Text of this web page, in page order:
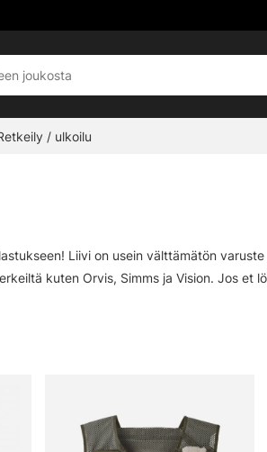
/ ulkoilu
Liivi on usein välttämätön
kuten Orvis, Simms ja Vision. Jos